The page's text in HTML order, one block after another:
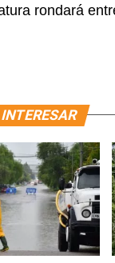
rondará
INTERESAR